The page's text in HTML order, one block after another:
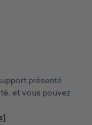
présenté
et vous pouvez